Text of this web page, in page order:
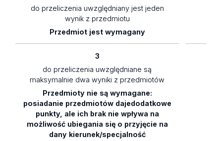
do przeliczenia uwzględniany jest jeden
wynik z przedmiotu
Przedmiot jest wymagany
3
do przeliczenia uwzględniane są
maksymalnie dwa wyniki z przedmiotów
Przedmioty nie są wymagane:
posiadanie przedmiotów dajedodatkowe
punkty, ale ich brak nie wpływa na
możliwość ubiegania się o przyjęcie na
dany kierunek/specjalność